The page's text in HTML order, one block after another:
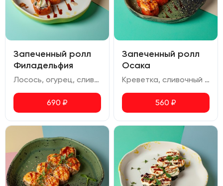
Запеченный ролл
Филадельфия
Лосось, огурец, сливочный сыр, жареный лук, икра масаго, соус терияки, соус ореховый
690 ₽
Запеченный ролл
Осака
Креветка, сливочный сыр, авокадо, соус спайси, икра масаго, соус для запекания, соус унаги
560 ₽